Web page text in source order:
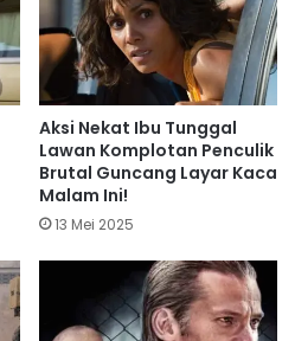
Aksi Nekat Ibu Tunggal
Lawan Komplotan Penculik
Brutal Guncang Layar Kaca
Malam Ini!
13 Mei 2025